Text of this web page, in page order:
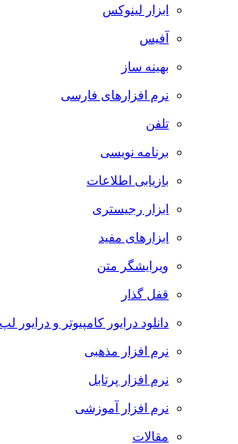
ابزار لینوکس
آفیس
بهینه ساز
نرم افزارهای فارسی
تلفن
برنامه نویسی
بازیابی اطلاعات
ابزار رجیستری
ابزارهای مفید
ویرایشگر متن
قفل گذار
دانلود درایور کامپیوتر و درایور لپ تاپ
نرم افزار مذهبی
نرم افزار پرتابل
نرم افزار آموزشی
مقالات